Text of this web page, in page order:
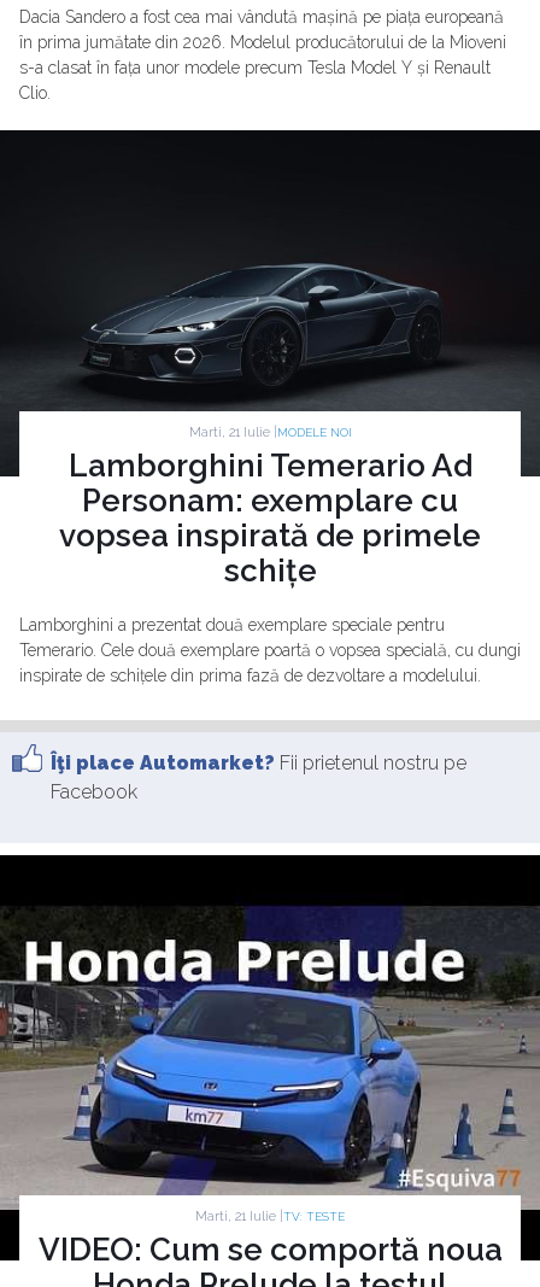
Dacia Sandero a fost cea mai vândută mașină pe piața europeană
în prima jumătate din 2026. Modelul producătorului de la Mioveni
s-a clasat în fața unor modele precum Tesla Model Y și Renault
Clio.
Marti, 21 Iulie | MODELE NOI
Lamborghini Temerario Ad
Personam: exemplare cu
vopsea inspirată de primele
schițe
Lamborghini a prezentat două exemplare speciale pentru
Temerario. Cele două exemplare poartă o vopsea specială, cu dungi
inspirate de schițele din prima fază de dezvoltare a modelului.
Îţi place Automarket? Fii prietenul nostru pe
Facebook
Marti, 21 Iulie | TV: TESTE
VIDEO: Cum se comportă noua